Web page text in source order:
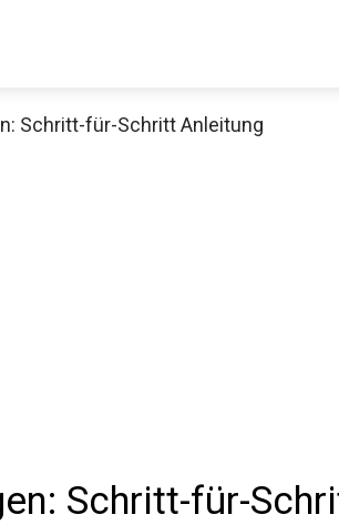
Schritt-für-Schritt Anleitung
Schritt-für-
dir jetzt die meistverkauften